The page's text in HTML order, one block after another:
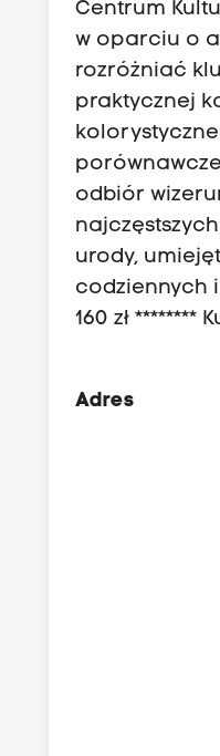
Centrum
w oparciu o
rozróżniać
praktycznej
odbiór
urody,
codziennych i
160 zł
Adres